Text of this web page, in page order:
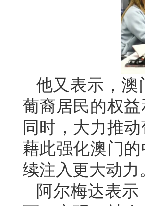
他又表示，澳
葡裔居民的权
同时，大力推
藉此强化澳门
续注入更大动力
阿尔梅达表